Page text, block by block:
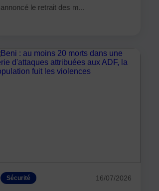
annoncé le retrait des m...
Sécurité 16/07/2026